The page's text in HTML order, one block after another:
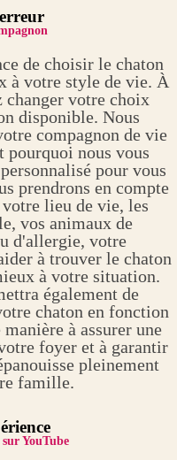
de choisir le chaton
à votre style de vie. À
changer votre choix
disponible. Nous
compagnon de vie
pourquoi nous vous
pour vous
prendrons en compte
lieu de vie, les
vos animaux de
d'allergie, votre
à trouver le chaton
à votre situation.
également de
chaton en fonction
à assurer une
foyer et à garantir
pleinement
famille.
YouTube